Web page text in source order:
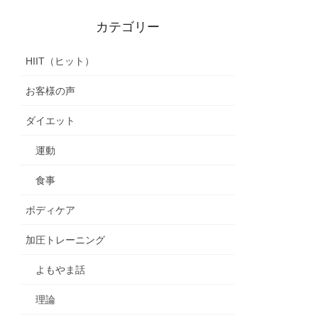
カテゴリー
HIIT（ヒット）
お客様の声
ダイエット
運動
食事
ボディケア
加圧トレーニング
よもやま話
理論